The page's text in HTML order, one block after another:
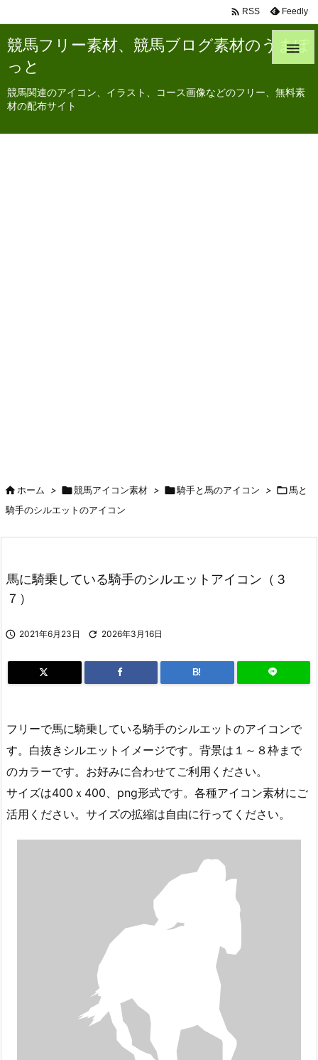
競馬フリー素材、競馬ブログ素材のうまぽ
っと
競馬関連のアイコン、イラスト、コース画像などのフリー、無料素
材の配布サイト

 RSS Feedly
ホーム > 競馬アイコン素材 > 騎手と馬のアイコン > 馬と
騎手のシルエットのアイコン
馬に騎乗している騎手のシルエットアイコン（３
７）
 2021年6月23日  2026年3月16日
B!
フリーで馬に騎乗している騎手のシルエットのアイコンで
す。白抜きシルエットイメージです。背景は１～８枠まで
のカラーです。お好みに合わせてご利用ください。
サイズは400ｘ400、png形式です。各種アイコン素材にご
活用ください。サイズの拡縮は自由に行ってください。